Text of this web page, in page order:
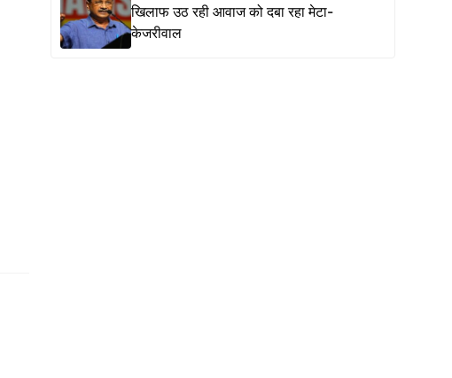
खिलाफ उठ रही आवाज को दबा रहा मेटा-
केजरीवाल